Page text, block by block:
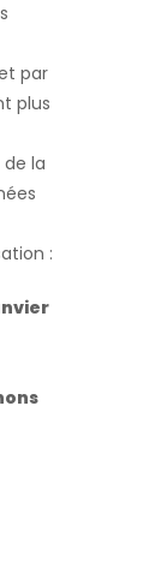
par
plus
la
: